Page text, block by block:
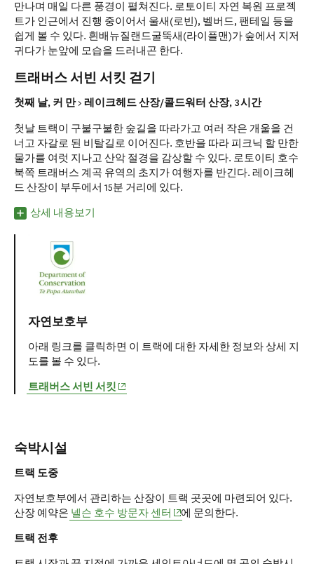
만나며 매일 다른 풍경이 펼쳐진다. 로토이티 자연 복원 프로젝
트가 인근에서 진행 중이어서 울새(로빈), 벨버드, 팬테일 등을
쉽게 볼 수 있다. 흰배뉴질랜드굴뚝새(라이플맨)가 숲에서 지저
귀다가 눈앞에 모습을 드러내곤 한다.
트래버스 서빈 서킷 걷기
첫째 날, 커 만 > 레이크헤드 산장/콜드워터 산장, 3시간
첫날 트랙이 구불구불한 숲길을 따라가고 여러 작은 개울을 건
너고 자갈로 된 비탈길로 이어진다. 호반을 따라 피크닉 할 만한
물가를 여럿 지나고 산악 절경을 감상할 수 있다. 로토이티 호수
북쪽 트래버스 계곡 유역의 초지가 여행자를 반긴다. 레이크헤
드 산장이 부두에서 15분 거리에 있다.
상세 내용보기
자연보호부
아래 링크를 클릭하면 이 트랙에 대한 자세한 정보와 상세 지
도를 볼 수 있다.
트래버스 서빈 서킷 (opens in new window)
숙박시설
트랙 도중
자연보호부에서 관리하는 산장이 트랙 곳곳에 마련되어 있다.
산장 예약은 넬슨 호수 방문자 센터 (opens in new window)
에 문의한다.
트랙 전후